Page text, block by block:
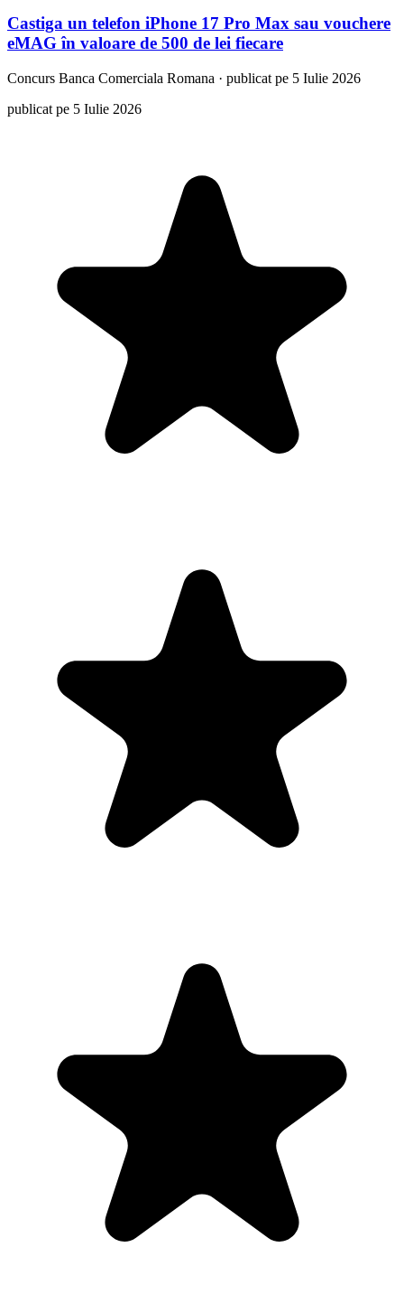
Castiga un telefon iPhone 17 Pro Max sau vouchere
eMAG în valoare de 500 de lei fiecare
Concurs Banca Comerciala Romana · publicat pe 5 Iulie 2026
publicat pe 5 Iulie 2026